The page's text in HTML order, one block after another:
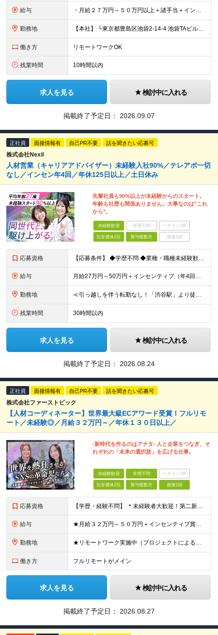
給与 ・月給２７万円～５０万円以上＋諸手当＋インセンティブ ※超過分は別途全額支給します。 【 入社時の想定年収 】 ・年収４５０万円 ＜インセンティブ制度について＞ 社員一人ひとりの頑張りを多角的に評
勤務地 【本社】 └東京都豊島区池袋2-14-4 池袋TAビル8F ★あなたの希望を最大限考慮！ ・都内（池袋・新宿・渋谷・目黒・青山）・埼玉・千葉・神奈川・茨城・栃木・群馬 ※勤務先は本社または支社とな
働き方 リモートワークOK
残業時間 10時間以内
求人を見る 検討中に入れる
掲載終了予定日： 2026.09.07
正社員 面接情報有 自己PR不要 話を聞きたい応募可
株式会社Nexil
人材営業（キャリアアドバイザー）未経験入社90%／テレアポ一切
なし／インセン年4回／年休125日以上／土日休み
先輩社員も90%以上が未経験からのスタート。
年齢も社歴も関係ありません。大事なのは"これ
から"。
未経験歓迎 学歴不問 ベテランOK
完全週休2日 賞与複数月 面接1回
応募資格 【応募条件】 ◆学歴不問 ◆業種・職種未経験歓迎 ◆35歳以下の方（※若年層の長期キャリア形成のため） ＼入社者の多くが"人と関わる仕事"出身です！／ 「今の環境より、もっと成果にコミットしたい」
給与 月給27万円～50万円＋インセンティブ（年4回／社内規定による）＋業績賞与（年1回） ※固定残業代(月35時間分/58,000円~)を含みます。超過分は別途支給。 ※残業平均時間：25時間以内 ※経験
勤務地 ≪引っ越しを伴う転勤なし！「渋谷駅」より徒歩5分≫ 【東京本社】 東京都渋谷区渋谷2丁目16-1 Daiwa渋谷宮益坂ビル5階 (変更の範囲)上記を除く当社関連勤務地
残業時間 30時間以内
求人を見る 検討中に入れる
掲載終了予定日： 2026.08.24
正社員 面接情報有 自己PR不要 話を聞きたい応募可
株式会社ファーストピック
【人材コーディネーター】世界最大級ECアワード受賞！フルリモ
ート／未経験◎／月給３２万円～／年休１３０日以上／
-新時代を作るのはアナタ- 人と企業をつなぎ、そ
れぞれの「未来の選択肢」を広げる仕事。
未経験歓迎 学歴不問 ベテランOK
完全週休2日 賞与複数月 面接1回
応募資格 【学歴・経験不問】 ＊未経験者大歓迎！第二新卒歓迎/充実研修/WEB面接可能＊ 「 営業ってなんとなく難しそう・・・ 」 「 AIとかSNSなんて分からない・・・ 」 という未経験の方でも安心して
給与 ★月給３２万円～５０万円＋インセンティブ賞与＋決算賞与★ （30時間の固定残業代、一律月54,750円を含む。超過分は支給） ※経験・スキルを考慮の上、決定 ※昇給：随時あり 【インセンティブについ
勤務地 ★リモートワーク実施中（プロジェクトによる） ※一部フルリモートあり 【本社】 東京都千代田区五番町4-8 日立五番町ビル 5F 【その他勤務先】 ・北海道札幌市中央区大通東 ・宮城県仙台市青葉区
働き方 フルリモートがメイン
求人を見る 検討中に入れる
掲載終了予定日： 2026.08.27